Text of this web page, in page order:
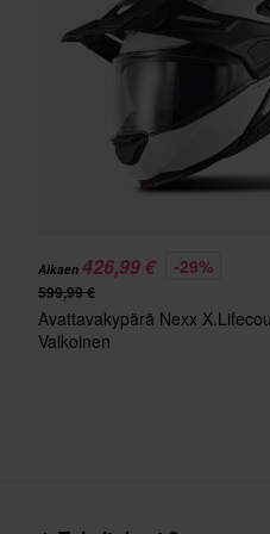
Kiertovoimasuoja
Aurinkovisiiri
Kypärän paino
Paketin mitat
Alkaen 426,99 € -29%
599,99 €
Avattavakypärä Nexx
Valkoinen